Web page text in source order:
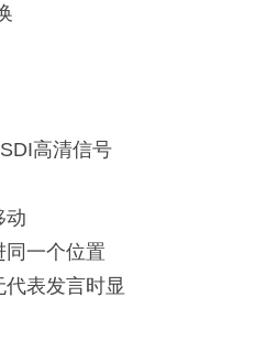
高清信号
动
同一个位置
代表发言时显